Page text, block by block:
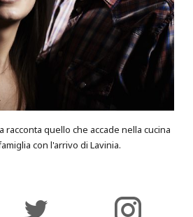
racconta quello che accade nella cucina
con l'arrivo di Lavinia.